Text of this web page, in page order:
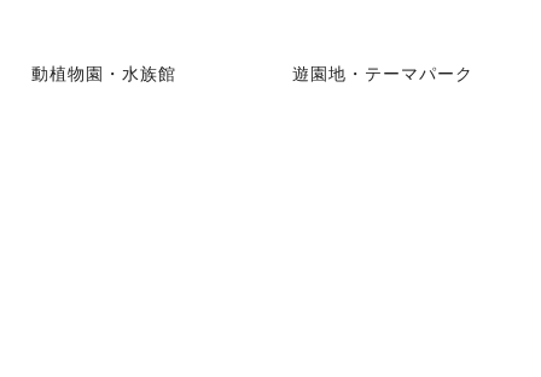
動植物園・水族館 遊園地・テーマパーク